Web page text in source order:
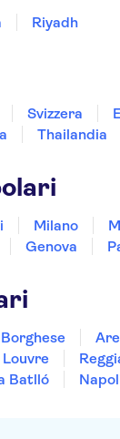
Riyadh
Svizzera
Thailandia
Milano
Genova
Batlló